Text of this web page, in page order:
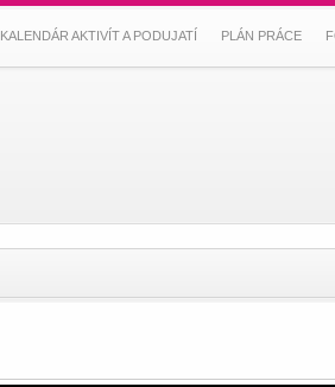
KALENDÁR AKTIVÍT A PODUJATÍ PLÁN PRÁCE